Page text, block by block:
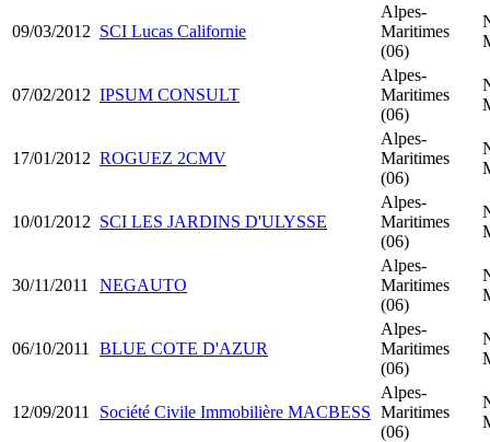
09/03/2012 SCI Lucas Californie
Alpes-
Maritimes
(06)
07/02/2012 IPSUM CONSULT
Alpes-
Maritimes
(06)
17/01/2012 ROGUEZ 2CMV
Alpes-
Maritimes
(06)
10/01/2012 SCI LES JARDINS D'ULYSSE
Alpes-
Maritimes
(06)
30/11/2011 NEGAUTO
Alpes-
Maritimes
(06)
06/10/2011 BLUE COTE D'AZUR
Alpes-
Maritimes
(06)
12/09/2011 Société Civile Immobilière MACBESS
Alpes-
Maritimes
(06)